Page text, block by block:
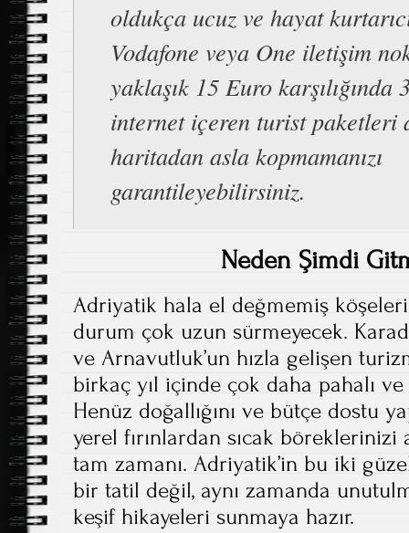
oldukça ucuz ve hayat
Vodafone veya One iletişim
yaklaşık 15 Euro karşılığında
internet içeren turist paketleri
haritadan asla kopmamanızı
garantileyebilirsiniz.
Neden Şimdi
Adriyatik hala el değmemiş
durum çok uzun sürmeyecek.
ve Arnavutluk’un hızla gelişen
birkaç yıl içinde çok daha pahalı
Henüz doğallığını ve bütçe dostu
yerel fırınlardan sıcak böreklerinizi
tam zamanı. Adriyatik’in bu iki
bir tatil değil, aynı zamanda
keşif hikayeleri sunmaya hazır.